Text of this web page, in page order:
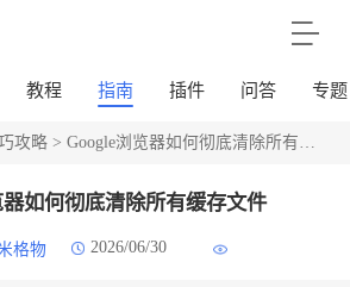
教程 指南 插件 问答 专题
攻略> Google浏览器如何彻底清除所有缓存文件
如何彻底清除所有缓存文件
格物 2026/06/30